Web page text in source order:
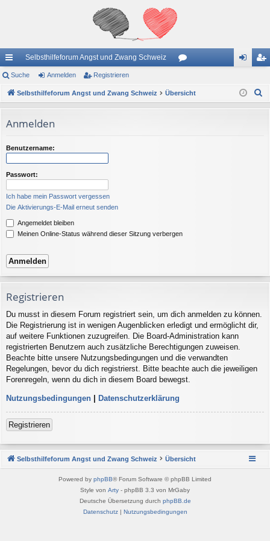
ch
ne
ug
riff
Selbsthilfeforum Angst und Zwang Schweiz
en m ist
Suche Anmelden Registrieren
Selbsthilfeforum Angst und Zwang Schweiz Übersicht
Anmelden
Benutzername:
Passwort:
Ich habe mein Passwort vergessen
Die Aktivierungs-E-Mail erneut senden
Angemeldet bleiben
Meinen Online-Status während dieser Sitzung verbergen
Registrieren
Du musst in diesem Forum registriert sein, um dich anmelden zu können.
Die Registrierung ist in wenigen Augenblicken erledigt und ermöglicht dir,
auf weitere Funktionen zuzugreifen. Die Board-Administration kann
registrierten Benutzern auch zusätzliche Berechtigungen zuweisen.
Beachte bitte unsere Nutzungsbedingungen und die verwandten
Regelungen, bevor du dich registrierst. Bitte beachte auch die jeweiligen
Forenregeln, wenn du dich in diesem Board bewegst.
Nutzungsbedingungen | Datenschutzerklärung
Registrieren
Selbsthilfeforum Angst und Zwang Schweiz Übersicht
Powered by phpBB® Forum Software © phpBB Limited
Style von Arty - phpBB 3.3 von MrGaby
Deutsche Übersetzung durch phpBB.de
Datenschutz| Nutzungsbedingungen